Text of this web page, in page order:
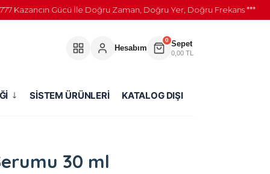
Gücü İle Doğru Zaman, Doğru Yer, Doğru Frekans ***
Hesabım
0 Sepet
0,00 TL
SİSTEM ÜRÜNLERİ KATALOG DIŞI
30 ml